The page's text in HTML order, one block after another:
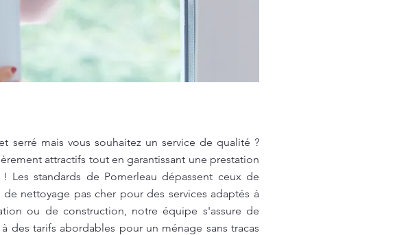
serré mais vous souhaitez un service de qualité ?
attractifs tout en garantissant une prestation
standards de Pomerleau dépassent ceux de
nettoyage pas cher pour des services adaptés à
ou de construction, notre équipe s'assure de
des tarifs abordables pour un ménage sans tracas